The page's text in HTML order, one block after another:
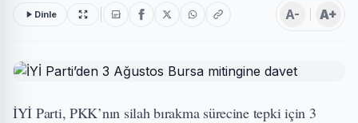
Dinle A- A+
İYİ Parti, PKK’nın silah bırakma sürecine tepki için 3